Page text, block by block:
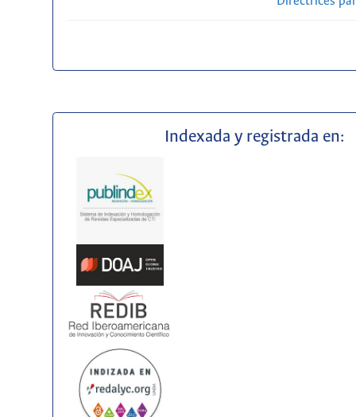
Indexada y registrada en: